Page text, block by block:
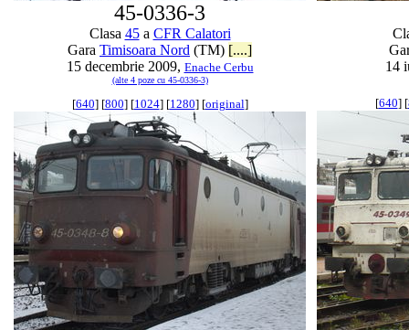
45-0336-3
Clasa 45a CFR Calatori
Gara Timisoara Nord (TM) [....]
15 decembrie 2009, Enache Cerbu
(alte 4 poze cu 45-0336-3)
14
[640] [800] [1024] [1280] [original] [640] [